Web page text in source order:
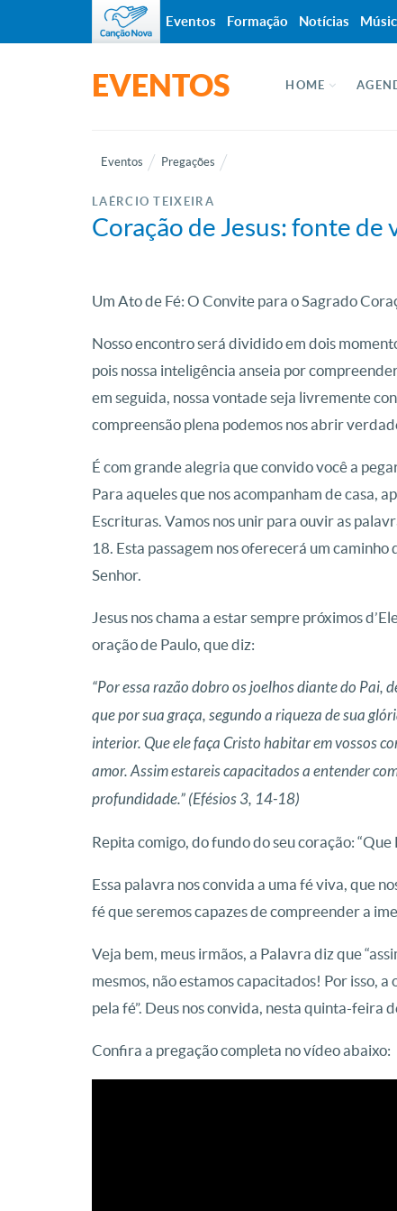
EVENTOS HOME
Eventos Pregações
LAÉRCIO TEIXEIRA
Coração de Jesus: fonte de
Um Ato de Fé: O Convite para o Sagrado
Nosso encontro será dividido em dois
pois nossa inteligência anseia por
em seguida, nossa vontade seja livremente
compreensão plena podemos nos abrir
É com grande alegria que convido você a
Para aqueles que nos acompanham de casa,
Escrituras. Vamos nos unir para ouvir as
18. Esta passagem nos oferecerá um
Senhor.
Jesus nos chama a estar sempre próximos
oração de Paulo, que diz:
“Por essa razão dobro os joelhos diante do Pai,
que por sua graça, segundo a riqueza de sua
interior. Que ele faça Cristo habitar em vossos
amor. Assim estareis capacitados a entender
profundidade.” (Efésios 3, 14-18)
Repita comigo, do fundo do seu coração:
Essa palavra nos convida a uma fé viva, que
fé que seremos capazes de compreender a
Veja bem, meus irmãos, a Palavra diz que
mesmos, não estamos capacitados! Por isso,
pela fé”. Deus nos convida, nesta quinta-feira
Confira a pregação completa no vídeo abaixo:
Eventos Formação Notícias